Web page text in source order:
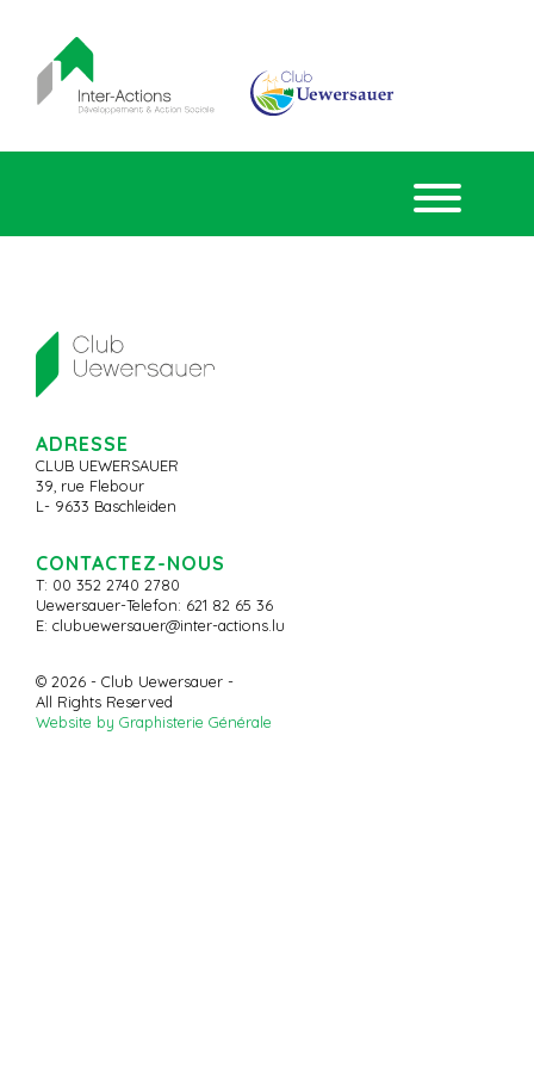
ADRESSE
CLUB UEWERSAUER
39, rue Flebour
L- 9633 Baschleiden
CONTACTEZ-NOUS
T: 00 352 2740 2780
Uewersauer-Telefon: 621 82 65 36
E: clubuewersauer@inter-actions.lu
© 2026 - Club Uewersauer -
All Rights Reserved
Website by Graphisterie Générale